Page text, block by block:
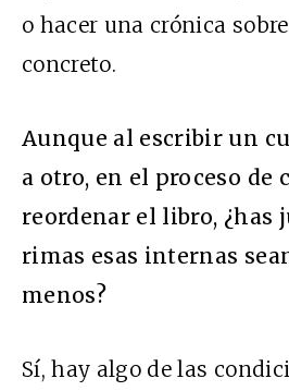
o hacer una crónica
concreto.
Aunque al escribir un
a otro, en el proceso de
reordenar el libro, ¿has
rimas esas internas
menos?
Sí, hay algo de las